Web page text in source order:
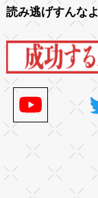
読み逃げすんなよ